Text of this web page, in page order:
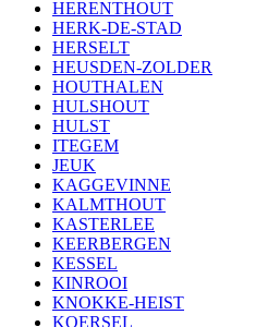
HERENTHOUT
HERK-DE-STAD
HERSELT
HEUSDEN-ZOLDER
HOUTHALEN
HULSHOUT
HULST
ITEGEM
JEUK
KAGGEVINNE
KALMTHOUT
KASTERLEE
KEERBERGEN
KESSEL
KINROOI
KNOKKE-HEIST
KOERSEL